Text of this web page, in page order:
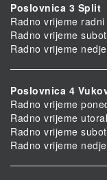
Poslovnica 3 Split
Radno vrijeme
Radno vrijeme
Radno vrijeme
Poslovnica 4
Radno vrijeme
Radno vrijeme
Radno vrijeme
Radno vrijeme